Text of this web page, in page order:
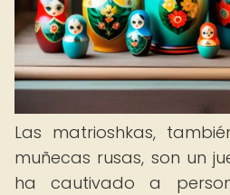
Las matrioshkas,
muñecas rusas, son un
ha cautivado a